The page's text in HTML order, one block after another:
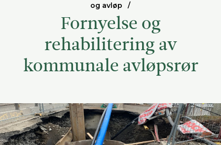
og avløp
Fornyelse og
rehabilitering av
kommunale avløpsrør